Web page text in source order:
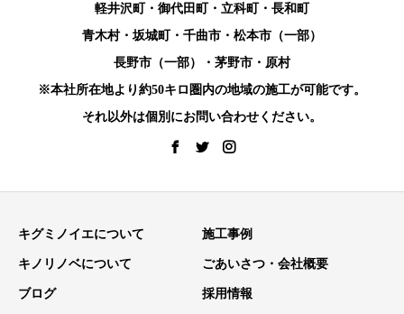
軽井沢町・御代田町・立科町・長和町
青木村・坂城町・千曲市・松本市（一部）
長野市（一部）・茅野市・原村
※本社所在地より約50キロ圏内の地域の施工が可能です。
それ以外は個別にお問い合わせください。
キグミノイエについて 施工事例
キノリノベについて ごあいさつ・会社概要
ブログ 採用情報